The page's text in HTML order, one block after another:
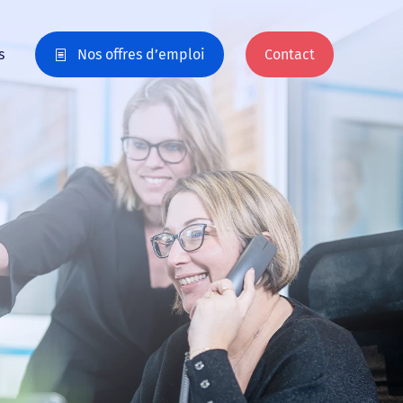
Nos offres d’emploi Contact